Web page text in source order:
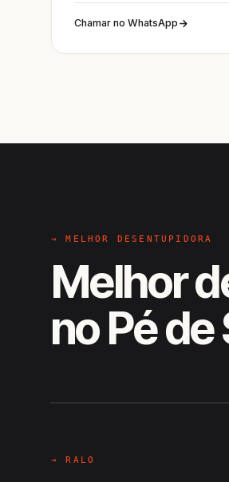
Chamar no WhatsApp
→ MELHOR DESENTUPIDORA
Melhor
no Pé de
EM CAMPO
→ RALO